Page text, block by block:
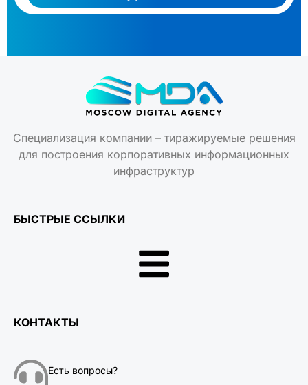
Специализация компании – тиражируемые решения
для построения корпоративных информационных
инфраструктур
БЫСТРЫЕ ССЫЛКИ
КОНТАКТЫ
Есть вопросы?